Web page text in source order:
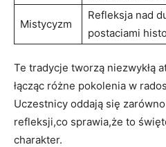
Mistycyzm
Refleksja⁣ nad
postaciami
Te tradycje tworzą ‌niezwykłą
łącząc różne pokolenia‍ w
Uczestnicy oddają się
refleksji,co sprawia,że ‌to​
charakter.